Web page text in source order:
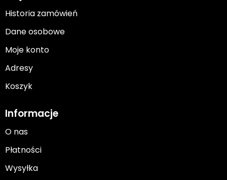
Historia zamówień
Dane osobowe
Moje konto
Adresy
Koszyk
Informacje
O nas
Płatności
Wysyłka